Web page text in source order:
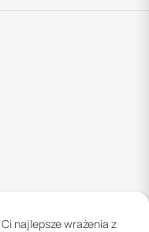
najlepsze wrażenia z